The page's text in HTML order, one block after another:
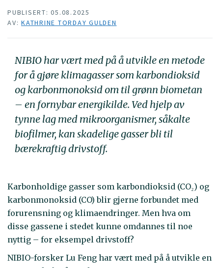
PUBLISERT: 05.08.2025
AV: KATHRINE TORDAY GULDEN
NIBIO har vært med på å utvikle en metode
for å gjøre klimagasser som karbondioksid
og karbonmonoksid om til grønn biometan
– en fornybar energikilde. Ved hjelp av
tynne lag med mikroorganismer, såkalte
biofilmer, kan skadelige gasser bli til
bærekraftig drivstoff.
Karbonholdige gasser som karbondioksid (CO₂) og
karbonmonoksid (CO) blir gjerne forbundet med
forurensning og klimaendringer. Men hva om
disse gassene i stedet kunne omdannes til noe
nyttig – for eksempel drivstoff?
NIBIO-forsker Lu Feng har vært med på å utvikle en